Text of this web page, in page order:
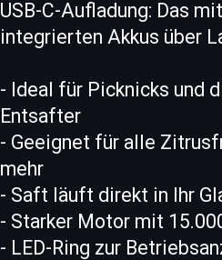
USB-C-Aufladung: Das
integrierten Akkus über
- Ideal für Picknicks und
Entsafter
- Geeignet für alle
mehr
- Saft läuft direkt in Ihr
- Starker Motor mit
- LED-Ring zur